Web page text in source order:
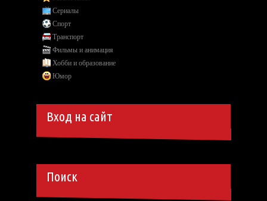
Сериалы
Спорт
Транспорт
Фильмы и анимация
Хобби и образование
Юмор
Вход на сайт
Поиск